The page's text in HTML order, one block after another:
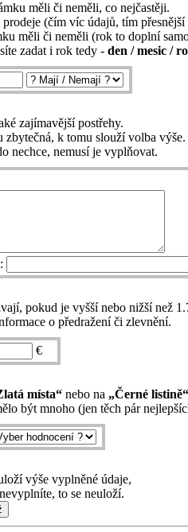
měli či neměli, co nejčastěji.
(čím víc údajů, tím přesnější
měli či neměli (rok to doplní
zadat i rok tedy - den / mesic /
zajímavější postřehy.
k tomu slouží volba výše.
nechce, nemusí je vyplňovat.
pokud je vyšší nebo nižší než
o předražení či zlevnění.
€
místa“nebo na „Černé listině“
být mnoho (jen těch pár
výše vyplněné údaje,
to se neuloží.